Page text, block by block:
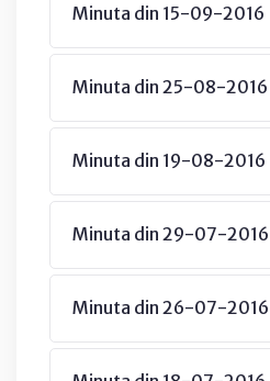
Minuta din 15-09-2016
Minuta din 25-08-2016
Minuta din 19-08-2016
Minuta din 29-07-2016
Minuta din 26-07-2016